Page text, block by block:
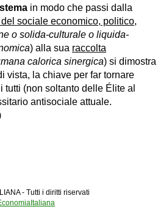
in modo che passi dalla
sociale economico, politico,
o solida-culturale o liquida-
) alla sua raccolta
calorica sinergica) si dimostra
vista, la chiave per far tornare
tutti (non soltanto delle Élite al
antisociale attuale.
- Tutti i diritti riservati